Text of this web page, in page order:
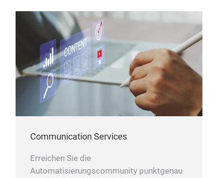
Communication Services
Erreichen Sie die
Automatisierungscommunity punktgenau